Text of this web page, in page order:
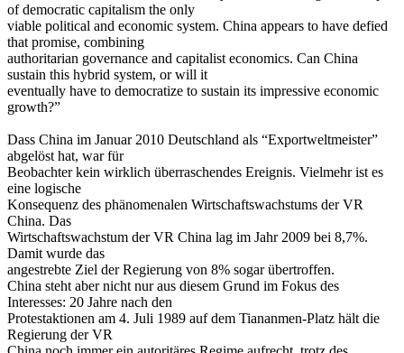
of democratic capitalism the only
viable political and economic system. China appears to have defied
that promise, combining
authoritarian governance and capitalist economics. Can China
sustain this hybrid system, or will it
eventually have to democratize to sustain its impressive economic
growth?”
Dass China im Januar 2010 Deutschland als “Exportweltmeister”
abgelöst hat, war für
Beobachter kein wirklich überraschendes Ereignis. Vielmehr ist es
eine logische
Konsequenz des phänomenalen Wirtschaftswachstums der VR
China. Das
Wirtschaftswachstum der VR China lag im Jahr 2009 bei 8,7%.
Damit wurde das
angestrebte Ziel der Regierung von 8% sogar übertroffen.
China steht aber nicht nur aus diesem Grund im Fokus des
Interesses: 20 Jahre nach den
Protestaktionen am 4. Juli 1989 auf dem Tiananmen-Platz hält die
Regierung der VR